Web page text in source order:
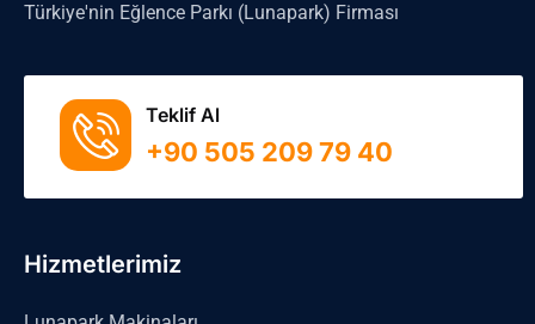
Türkiye'nin Eğlence Parkı (Lunapark) Firması
Teklif Al
+90 505 209 79 40
Hizmetlerimiz